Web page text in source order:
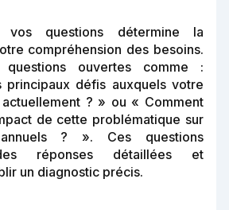
questions détermine la
compréhension des besoins.
questions ouvertes comme :
principaux défis auxquels votre
? » ou « Comment
de cette problématique sur
? ». Ces questions
réponses détaillées et
un diagnostic précis.